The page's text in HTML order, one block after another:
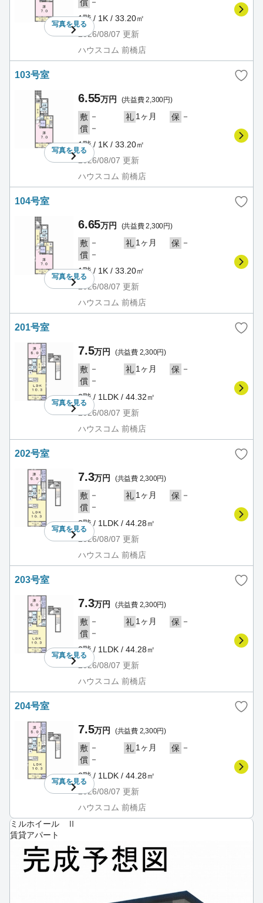
写真を見る
償
1階 / 1K / 33.20㎡
2026/08/07 更新
ハウスコム 前橋店
103号室
写真を見る
6.55万円 (共益費 2,300円)
敷 － 礼 1ヶ月 保 －
償 －
1階 / 1K / 33.20㎡
2026/08/07 更新
ハウスコム 前橋店
104号室
写真を見る
6.65万円 (共益費 2,300円)
敷 － 礼 1ヶ月 保 －
償 －
1階 / 1K / 33.20㎡
2026/08/07 更新
ハウスコム 前橋店
201号室
写真を見る
7.5万円 (共益費 2,300円)
敷 － 礼 1ヶ月 保 －
償 －
2階 / 1LDK / 44.32㎡
2026/08/07 更新
ハウスコム 前橋店
202号室
写真を見る
7.3万円 (共益費 2,300円)
敷 － 礼 1ヶ月 保 －
償 －
2階 / 1LDK / 44.28㎡
2026/08/07 更新
ハウスコム 前橋店
203号室
写真を見る
7.3万円 (共益費 2,300円)
敷 － 礼 1ヶ月 保 －
償 －
2階 / 1LDK / 44.28㎡
2026/08/07 更新
ハウスコム 前橋店
204号室
写真を見る
7.5万円 (共益費 2,300円)
敷 － 礼 1ヶ月 保 －
償 －
2階 / 1LDK / 44.28㎡
2026/08/07 更新
ハウスコム 前橋店
ミルホイール Ⅱ
賃貸アパート